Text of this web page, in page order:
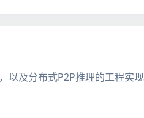
以及分布式P2P推理的工程实